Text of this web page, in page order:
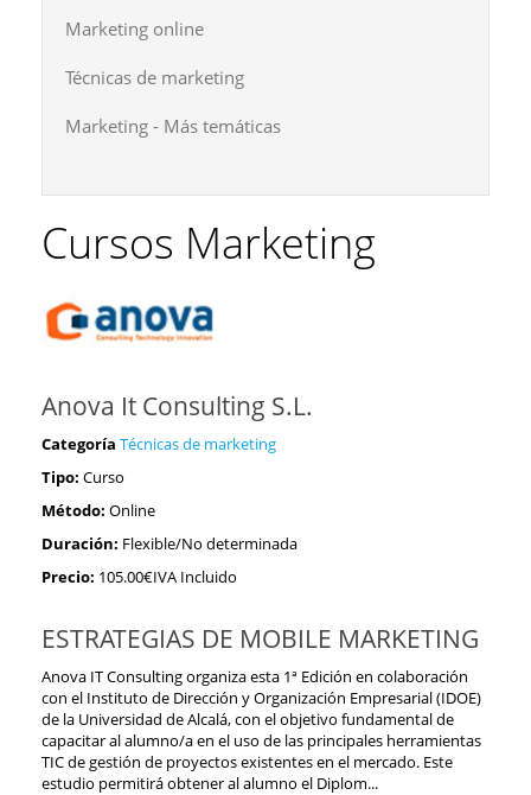
Marketing online
Técnicas de marketing
Marketing - Más temáticas
Cursos Marketing
Anova It Consulting S.L.
Categoría Técnicas de marketing
Tipo: Curso
Método: Online
Duración: Flexible/No determinada
Precio: 105.00€IVA Incluido
ESTRATEGIAS DE MOBILE MARKETING
Anova IT Consulting organiza esta 1ª Edición en colaboración
con el Instituto de Dirección y Organización Empresarial (IDOE)
de la Universidad de Alcalá, con el objetivo fundamental de
capacitar al alumno/a en el uso de las principales herramientas
TIC de gestión de proyectos existentes en el mercado. Este
estudio permitirá obtener al alumno el Diplom...